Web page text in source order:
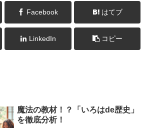
Facebook はてブ
LinkedIn コピー
魔法の教材！？「いろはde歴史」
を徹底分析！